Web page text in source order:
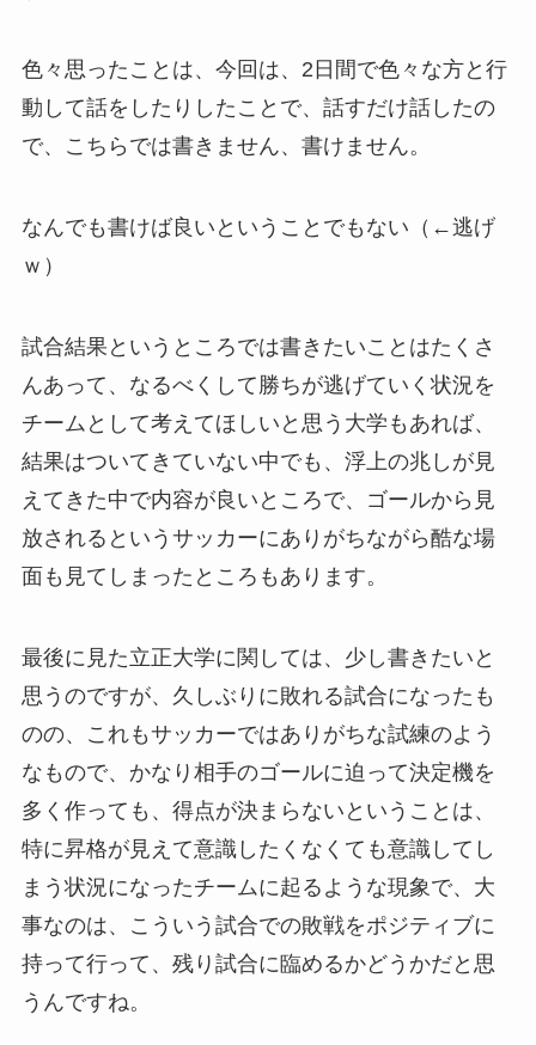
色々思ったことは、今回は、2日間で色々な方と行
動して話をしたりしたことで、話すだけ話したの
で、こちらでは書きません、書けません。
なんでも書けば良いということでもない（←逃げ
ｗ）
試合結果というところでは書きたいことはたくさ
んあって、なるべくして勝ちが逃げていく状況を
チームとして考えてほしいと思う大学もあれば、
結果はついてきていない中でも、浮上の兆しが見
えてきた中で内容が良いところで、ゴールから見
放されるというサッカーにありがちながら酷な場
面も見てしまったところもあります。
最後に見た立正大学に関しては、少し書きたいと
思うのですが、久しぶりに敗れる試合になったも
のの、これもサッカーではありがちな試練のよう
なもので、かなり相手のゴールに迫って決定機を
多く作っても、得点が決まらないということは、
特に昇格が見えて意識したくなくても意識してし
まう状況になったチームに起るような現象で、大
事なのは、こういう試合での敗戦をポジティブに
持って行って、残り試合に臨めるかどうかだと思
うんですね。